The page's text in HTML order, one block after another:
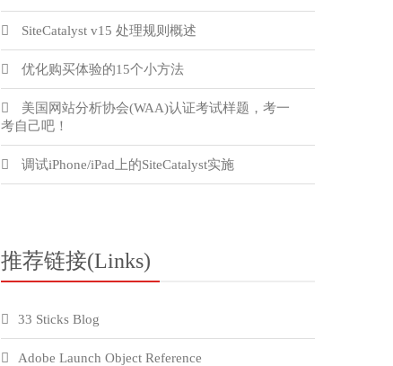
SiteCatalyst v15 处理规则概述
优化购买体验的15个小方法
美国网站分析协会(WAA)认证考试样题，考一
考自己吧！
调试iPhone/iPad上的SiteCatalyst实施
推荐链接(Links)
33 Sticks Blog
Adobe Launch Object Reference